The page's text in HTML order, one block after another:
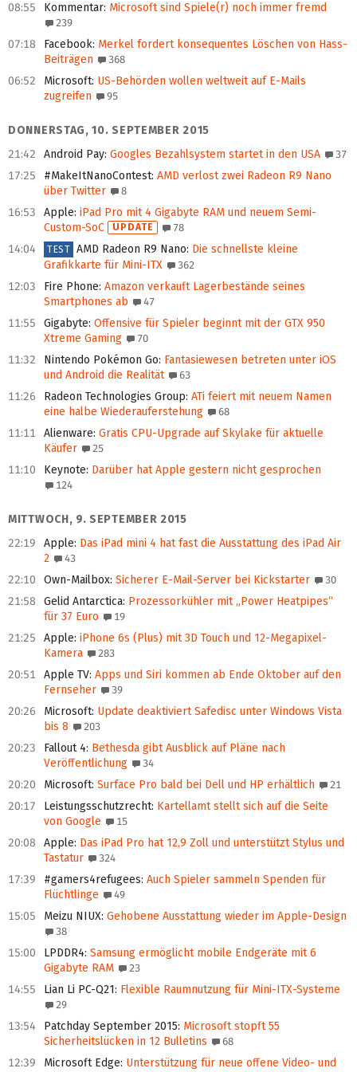
08:55 Kommentar: Microsoft sind Spiele(r) noch immer fremd
239
07:18 Facebook: Merkel fordert konsequentes Löschen von Hass-
Beiträgen
368
06:52 Microsoft: US-Behörden wollen weltweit auf E-Mails
zugreifen
95
DONNERSTAG, 10. SEPTEMBER 2015
21:42
Android Pay: Googles Bezahlsystem startet in den USA 37
17:25 #MakeItNanoContest: AMD verlost zwei Radeon R9 Nano
über Twitter
8
16:53 Apple: iPad Pro mit 4 Gigabyte RAM und neuem Semi-
Custom-SoC
UPDATE 78
14:04 TEST AMD Radeon R9 Nano: Die schnellste kleine
Grafikkarte für Mini-ITX
362
12:03 Fire Phone: Amazon verkauft Lagerbestände seines
Smartphones ab
47
11:55 Gigabyte: Offensive für Spieler beginnt mit der GTX 950
Xtreme Gaming
70
11:32 Nintendo Pokémon Go: Fantasiewesen betreten unter iOS
und Android die Realität
63
11:26 Radeon Technologies Group: ATi feiert mit neuem Namen
eine halbe Wiederauferstehung
68
11:11 Alienware: Gratis CPU-Upgrade auf Skylake für aktuelle
Käufer
25
11:10 Keynote: Darüber hat Apple gestern nicht gesprochen
124
MITTWOCH, 9. SEPTEMBER 2015
22:19
Apple: Das iPad mini 4 hat fast die Ausstattung des iPad Air
2
43
22:10 Own-Mailbox: Sicherer E-Mail-Server bei Kickstarter 30
21:58 Gelid Antarctica: Prozessorkühler mit „Power Heatpipes“
für 37 Euro
19
21:25 Apple: iPhone 6s (Plus) mit 3D Touch und 12-Megapixel-
Kamera
283
20:51 Apple TV: Apps und Siri kommen ab Ende Oktober auf den
Fernseher
39
20:26 Microsoft: Update deaktiviert Safedisc unter Windows Vista
bis 8
203
20:23 Fallout 4: Bethesda gibt Ausblick auf Pläne nach
Veröffentlichung
34
20:20 Microsoft: Surface Pro bald bei Dell und HP erhältlich 21
20:17 Leistungsschutzrecht: Kartellamt stellt sich auf die Seite
von Google
15
20:08 Apple: Das iPad Pro hat 12,9 Zoll und unterstützt Stylus und
Tastatur
324
17:39 #gamers4refugees: Auch Spieler sammeln Spenden für
Flüchtlinge
49
15:05 Meizu NIUX: Gehobene Ausstattung wieder im Apple-Design
38
15:00 LPDDR4: Samsung ermöglicht mobile Endgeräte mit 6
Gigabyte RAM
23
14:55 Lian Li PC-Q21: Flexible Raumnutzung für Mini-ITX-Systeme
29
13:54 Patchday September 2015: Microsoft stopft 55
Sicherheitslücken in 12 Bulletins
68
12:39 Microsoft Edge: Unterstützung für neue offene Video- und